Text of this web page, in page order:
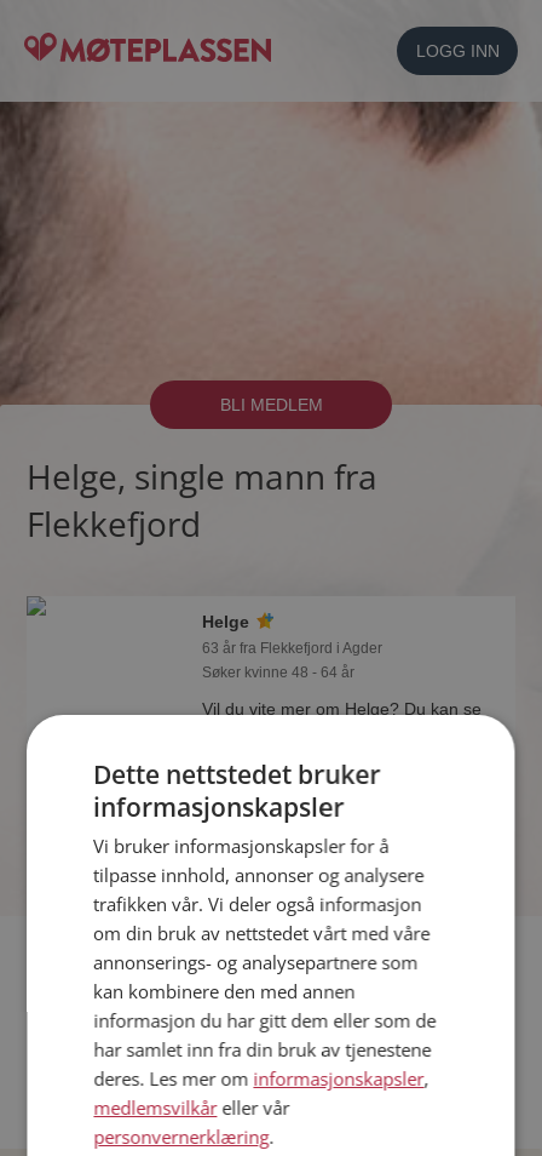
LOGG INN
BLI MEDLEM
Helge, single mann fra
Flekkefjord
Helge
63 år fra Flekkefjord i Agder
Søker kvinne 48 - 64 år
Vil du vite mer om Helge? Du kan se
Møteplassen.
Fler single
Flere singlemenn fra Flekkefjord :Karim,Nils O,Roger
Kvinner fra Flekkefjord
Date kvinner i Norge
Date menn i Norge
Dette nettstedet bruker
informasjonskapsler
Vi bruker informasjonskapsler for å
tilpasse innhold, annonser og analysere
trafikken vår. Vi deler også informasjon
om din bruk av nettstedet vårt med våre
annonserings- og analysepartnere som
kan kombinere den med annen
informasjon du har gitt dem eller som de
har samlet inn fra din bruk av tjenestene
deres. Les mer om informasjonskapsler,
medlemsvilkåreller vår
personvernerklæring.